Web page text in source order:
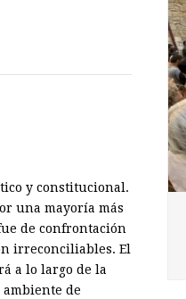
y constitucional.
una mayoría más
de confrontación
irreconciliables. El
a lo largo de la
de